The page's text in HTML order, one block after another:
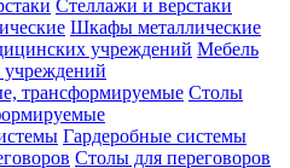
Стеллажи и верстаки
Шкафы металлические
Мебель
учреждений
Столы
Гардеробные системы
Столы для переговоров